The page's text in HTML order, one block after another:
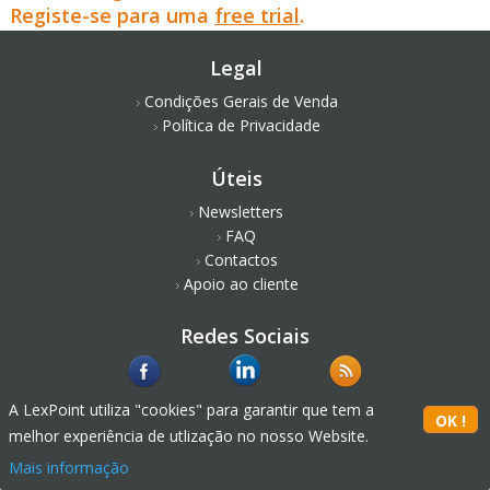
Registe-se para uma free trial.
Legal
Condições Gerais de Venda
Política de Privacidade
Úteis
Newsletters
FAQ
Contactos
Apoio ao cliente
Redes Sociais
A LexPoint utiliza "cookies" para garantir que tem a
melhor experiência de utlização no nosso Website.
Mais informação